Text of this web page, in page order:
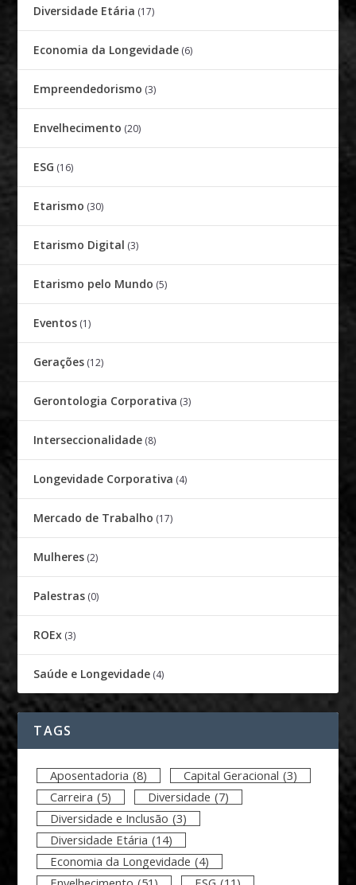
Diversidade Etária (17)
Economia da Longevidade (6)
Empreendedorismo (3)
Envelhecimento (20)
ESG (16)
Etarismo (30)
Etarismo Digital (3)
Etarismo pelo Mundo (5)
Eventos (1)
Gerações (12)
Gerontologia Corporativa (3)
Interseccionalidade (8)
Longevidade Corporativa (4)
Mercado de Trabalho (17)
Mulheres (2)
Palestras (0)
ROEx (3)
Saúde e Longevidade (4)
TAGS
Aposentadoria (8) Capital Geracional (3)
Carreira (5) Diversidade (7)
Diversidade e Inclusão (3)
Diversidade Etária (14)
Economia da Longevidade (4)